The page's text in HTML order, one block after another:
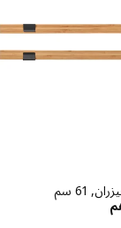
سم
درهم